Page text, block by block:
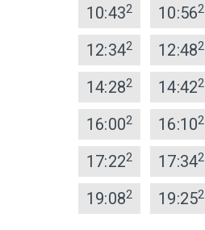
10:432 10:562
12:342 12:482
14:282 14:422
16:002 16:102
17:222 17:342
19:082 19:252